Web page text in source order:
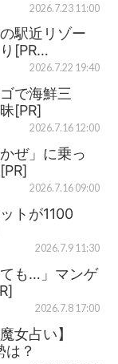
2026.7.23 11:00
駅近リゾー
[PR…
2026.7.22 19:40
で海鮮三
[PR]
2026.7.16 12:00
ぜ」に乗っ
2026.7.16 09:00
トが1100
2026.7.9 11:30
ても…」マンゲ
2026.7.8 17:00
女占い】
？